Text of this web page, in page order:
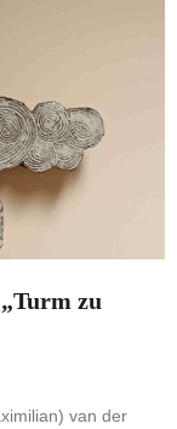
zu
van der